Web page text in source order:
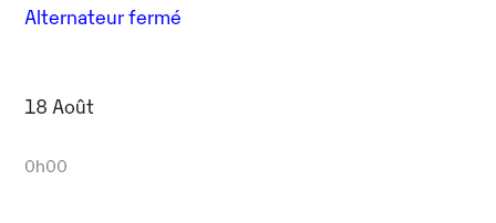
Alternateur fermé
18 Août
0h00